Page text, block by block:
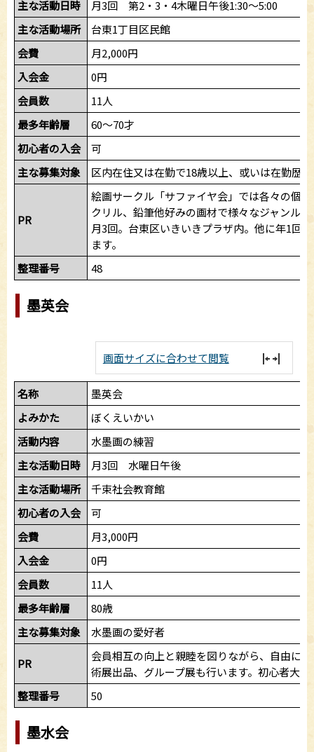
主な活動日時
月3回 第2・3・4木曜日午後1:30～5:00
主な活動場所
台東1丁目区民館
会費
月2,000円
入会金
0円
会員数
11人
最多年齢層
60～70才
初心者の入会
可
主な募集対象
区内在住又は在勤で18歳以上、或いは在勤歴
PR
絵画サークル「サファイヤ会」では各々の個
クリル、鉛筆他好みの画材で様々なジャンル
月3回。台東区いきいきプラザ内。他に年1回
ます。
整理番号
48
墨英会
画面サイズに合わせて閲覧
名称
墨英会
よみかた
ぼくえいかい
活動内容
水墨画の練習
主な活動日時
月3回 水曜日午後
主な活動場所
千束社会教育館
初心者の入会
可
会費
月3,000円
入会金
0円
会員数
11人
最多年齢層
80歳
主な募集対象
水墨画の愛好者
PR
会員相互の向上と親睦を図りながら、自由に
術展出品、グループ展も行います。初心者大歓
整理番号
50
墨水会